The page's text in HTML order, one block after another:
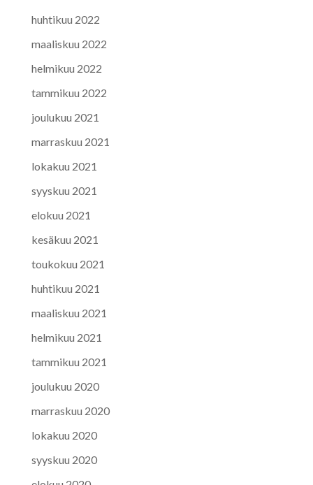
huhtikuu 2022
maaliskuu 2022
helmikuu 2022
tammikuu 2022
joulukuu 2021
marraskuu 2021
lokakuu 2021
syyskuu 2021
elokuu 2021
kesäkuu 2021
toukokuu 2021
huhtikuu 2021
maaliskuu 2021
helmikuu 2021
tammikuu 2021
joulukuu 2020
marraskuu 2020
lokakuu 2020
syyskuu 2020